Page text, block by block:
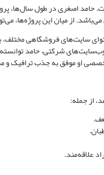
اصغری در طول سال‌ها،
از میان این پروژه‌ها،
از جمله:
علاقه‌مند.